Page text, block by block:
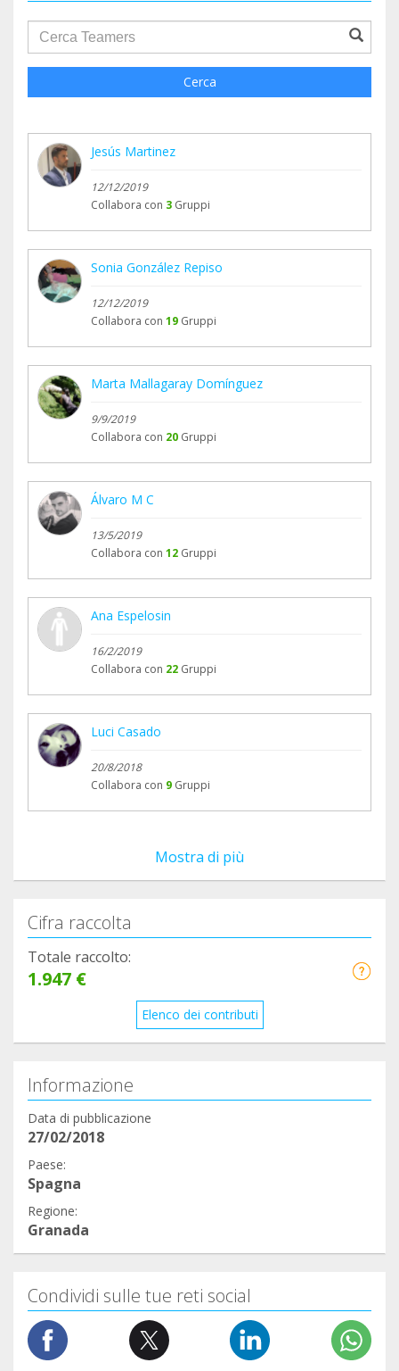
groupProfile.searchForm.search.text???
Cerca
Jesús Martinez
12/12/2019
Collabora con 3 Gruppi
Sonia González Repiso
12/12/2019
Collabora con 19 Gruppi
Marta Mallagaray Domínguez
9/9/2019
Collabora con 20 Gruppi
Álvaro M C
13/5/2019
Collabora con 12 Gruppi
Ana Espelosin
16/2/2019
Collabora con 22 Gruppi
Luci Casado
20/8/2018
Collabora con 9 Gruppi
Mostra di più
Cifra raccolta
Totale raccolto:
1.947 €
Elenco dei contributi
Informazione
Data di pubblicazione
27/02/2018
Paese:
Spagna
Regione:
Granada
Condividi sulle tue reti social